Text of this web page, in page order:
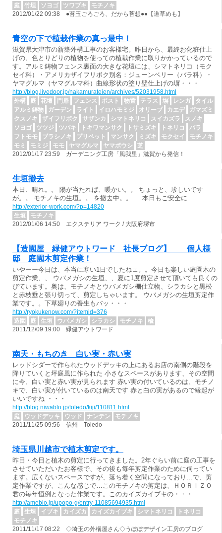
庭 竹垣 ソヨゴ ツワブキ
モチノキ
2012/01/22 09:38 ●苔玉ごろごろ、だから苔想●●【道草めも】
青空の下で植栽作業の真っ最中！
滋賀県大津市の新築外構工事のお客様宅。昨日から、最終お化粧仕上
げの、色とりどりの植物を使っての植栽作業に取りかかっているので
す。アルミ鋳物フェンス裏面の大きな花壇には、シマトネリコ（モク
セイ科）・アメリカザイフリボク別名：ジューンベリー（バラ科）・
ヤマグルマ（ヤマグルマ科）曲線形状の塗り壁仕上げの塀・・・
http://blog.livedoor.jp/nakamurateien/archives/52031958.html
外構
庭 花壇 門扉 フェンス ポスト 物置 テラス 塀 レンガ
タイル
アルミ鋳物
ガーデン ライト イロハモミジ オリーブ カエデ
ガマズミ
クスノキ
ザイフリボク サザンカ シマトネリコ スイカズラ
スノキ
ソヨゴ
ツツジ ツバキ トキワマンサク トサミズキ トネリコ
バラ
フトモモ
ブラシノキ プリペット マンサク ミズキ モクセイ
モチノキ
モミ
モミジ モモ ヤマグルマ ヤマボウシ
芝
2012/01/17 23:59 ガーデニング工房「風我里」滋賀から発信！
生垣撤去
本日、晴れ。。 陽が当たれば、暖かい。。 ちょっと、珍しいです
が。。 モチノキの生垣。。 を撤去中。。 本日もご安全に
http://exterior-work.com/?p=14820
生垣
モチノキ
2012/01/06 14:50 エクステリア ワーク / 大阪府堺市
【造園屋 緑健アウトワード 社長ブログ】 個人様
邸 庭園木剪定作業！
いやーー今日は、本当に寒い1日でしたねェ。。今日も楽しい庭園木の
剪定作業、、 ウバメガシの生垣、、夏に1度剪定させて頂いても良くの
びています。奥は、モチノキとウバメガシ棚仕立物、シラカシと黒松
と赤枝垂と張り切って、剪定しちゃいます。 ウバメガシの生垣剪定作
業です。。下草廻りの養生もバッ・・・
http://ryokukenow.com/?itemid=376
造園
庭 生垣 ウバメガシ シラカシ モチノキ
楡
2011/12/09 19:00 緑健アウトワード
南天・もちのき 白い実・赤い実
レッドシダーで作られたウッドデッキの上にあるお店の南側の階段を
降りていくと坪庭風に作られた 小さなスペースがあります、その空間
に今、白い実と赤い実が見られます 赤い実の付いているのは、モチノ
キで、白い実が付いているのは南天です 赤と白の実があるので縁起が
いいですね ・・・
http://blog.niwablo.jp/toledo/kiji/110811.html
庭
ウッドデッキ ウッド ナンテン
モチノキ
2011/11/25 09:56 信州 Toledo
埼玉県川越市で植木剪定です。
昨日・今日と植木の剪定に行ってきました。2年ぐらい前に庭の工事を
させていただいたお客様で、その後も毎年剪定作業のために伺ってい
ます。広くないスペースですが、落ち着く空間になっており…で、剪
定作業ですが、こんな感じで…このモチノキの剪定は、ＨＯＲＩＺＯ
君の毎年恒例となった作業です。このカイズカイブキの・・・
http://ameblo.jp/upopo-g/entry-11085694935.html
庭
生垣 イブキ カイズカ カイズカイブキ シマトネリコ
トネリコ
モチノキ
2011/11/17 08:22 ◇埼玉の外構屋さん◇うぽぽデザイン工房のブログ